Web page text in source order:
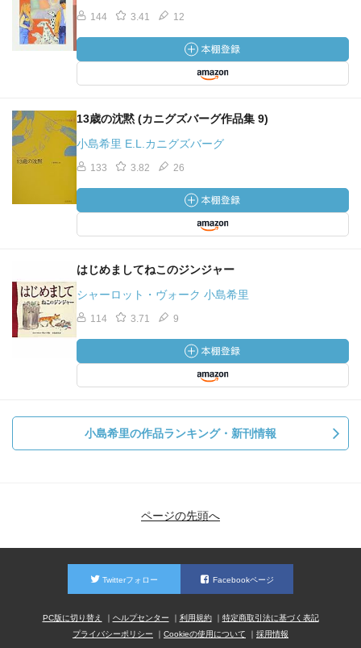
144 3.41 12
13歳の沈黙 (カニグズバーグ作品集 9)
小島希里 E.L.カニグズバーグ
133 3.82 26
はじめましてねこのジンジャー
シャーロット・ヴォーク 小島希里
114 3.71 9
小島希里の作品ランキング・新刊情報
ページの先頭へ
Twitterフォロー Facebookページ
PC版に切り替え ヘルプセンター 利用規約
特定商取引法に基づく表記
プライバシーポリシー
Cookieの使用について 採用情報